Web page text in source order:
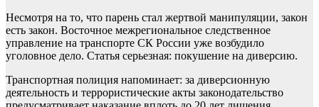
Несмотря на то, что парень стал жертвой манипуляции, закон
есть закон. Восточное межрегиональное следственное
управление на транспорте СК России уже возбудило
уголовное дело. Статья серьезная: покушение на диверсию.
Транспортная полиция напоминает: за диверсионную
деятельность и террористические акты законодательство